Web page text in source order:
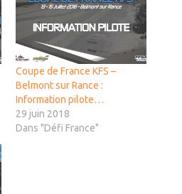
Coupe de France KFS –
Belmont sur Rance :
Information pilote…
29 juin 2018
Dans "Défi France"